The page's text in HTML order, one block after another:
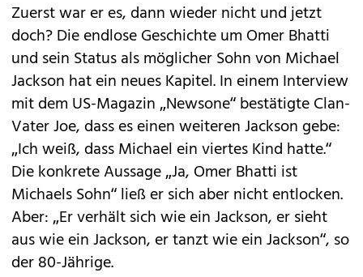
Zuerst war er es, dann wieder nicht und jetzt
doch? Die endlose Geschichte um Omer Bhatti
und sein Status als möglicher Sohn von Michael
Jackson hat ein neues Kapitel. In einem Interview
mit dem US-Magazin „Newsone“ bestätigte Clan-
Vater Joe, dass es einen weiteren Jackson gebe:
„Ich weiß, dass Michael ein viertes Kind hatte.“
Die konkrete Aussage „Ja, Omer Bhatti ist
Michaels Sohn“ ließ er sich aber nicht entlocken.
Aber: „Er verhält sich wie ein Jackson, er sieht
aus wie ein Jackson, er tanzt wie ein Jackson“, so
der 80-Jährige.